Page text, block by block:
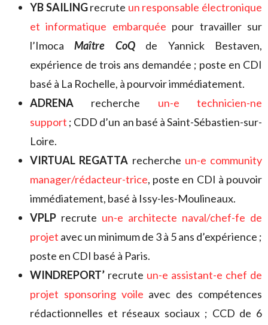
YB SAILINGrecrute un responsable électronique
et informatique embarquée pour travailler sur
l’ImocaMaître CoQde Yannick Bestaven,
expérience de trois ans demandée ; poste en CDI
basé à La Rochelle, à pourvoir immédiatement.
ADRENA recherche un-e technicien-ne
support ; CDD d’un an basé à Saint-Sébastien-sur-
Loire.
VIRTUAL REGATTA recherche un-e community
manager/rédacteur-trice, poste en CDI à pouvoir
immédiatement, basé à Issy-les-Moulineaux.
VPLP recrute un-e architecte naval/chef-fe de
projet avec un minimum de 3 à 5 ans d’expérience ;
poste en CDI basé à Paris.
WINDREPORT’ recrute un-e assistant-e chef de
projet sponsoring voile avec des compétences
rédactionnelles et réseaux sociaux ; CCD de 6